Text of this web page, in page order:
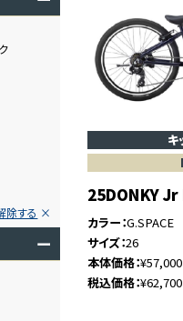
除する
ー
キ
25DONKY Jr
カラー G.SPACE
サイズ 26
本体価格 ¥57,000
税込価格 ¥62,700